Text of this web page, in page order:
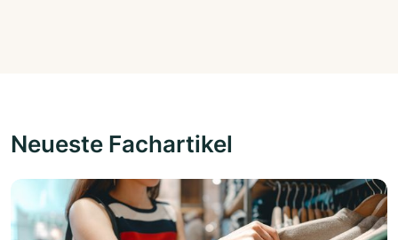
Neueste Fachartikel